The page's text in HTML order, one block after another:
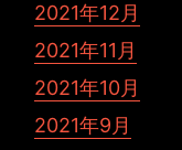
2021年12月
2021年11月
2021年10月
2021年9月